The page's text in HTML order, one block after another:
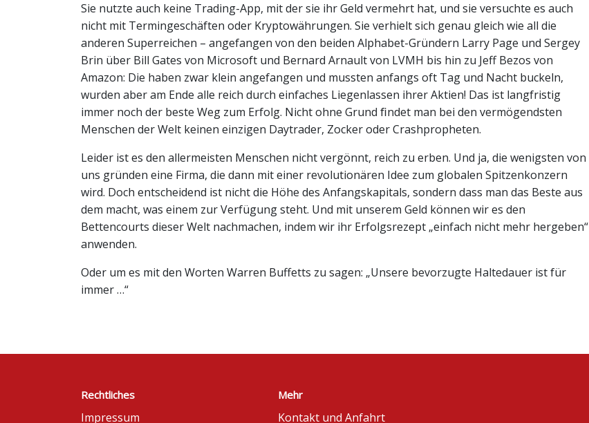
Sie nutzte auch keine Trading-App, mit der sie ihr Geld vermehrt hat, und sie versuchte es auch
nicht mit Termingeschäften oder Kryptowährungen. Sie verhielt sich genau gleich wie all die
anderen Superreichen – angefangen von den beiden Alphabet-Gründern Larry Page und Sergey
Brin über Bill Gates von Microsoft und Bernard Arnault von LVMH bis hin zu Jeff Bezos von
Amazon: Die haben zwar klein angefangen und mussten anfangs oft Tag und Nacht buckeln,
wurden aber am Ende alle reich durch einfaches Liegenlassen ihrer Aktien! Das ist langfristig
immer noch der beste Weg zum Erfolg. Nicht ohne Grund ﬁndet man bei den vermögendsten
Menschen der Welt keinen einzigen Daytrader, Zocker oder Crashpropheten.
Leider ist es den allermeisten Menschen nicht vergönnt, reich zu erben. Und ja, die wenigsten von
uns gründen eine Firma, die dann mit einer revolutionären Idee zum globalen Spitzenkonzern
wird. Doch entscheidend ist nicht die Höhe des Anfangskapitals, sondern dass man das Beste aus
dem macht, was einem zur Verfügung steht. Und mit unserem Geld können wir es den
Bettencourts dieser Welt nachmachen, indem wir ihr Erfolgsrezept „einfach nicht mehr hergeben“
anwenden.
Oder um es mit den Worten Warren Buffetts zu sagen: „Unsere bevorzugte Haltedauer ist für
immer …“
Rechtliches
Impressum
Mehr
Kontakt und Anfahrt